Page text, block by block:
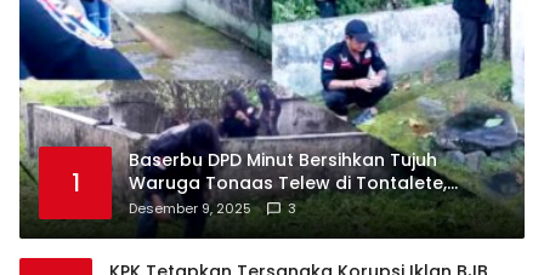
1
Baserbu DPD Minut Bersihkan Tujuh
Waruga Tonaas Telew di Tontalete,
Agenda Rutin Pelestarian Jejak Leluhur
Minahasa
Desember 9, 2025 3